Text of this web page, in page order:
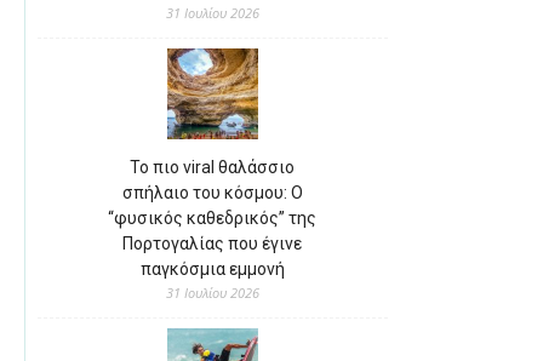
31 Ιουλίου 2026
Το πιο viral θαλάσσιο
σπήλαιο του κόσμου: Ο
“φυσικός καθεδρικός” της
Πορτογαλίας που έγινε
παγκόσμια εμμονή
31 Ιουλίου 2026